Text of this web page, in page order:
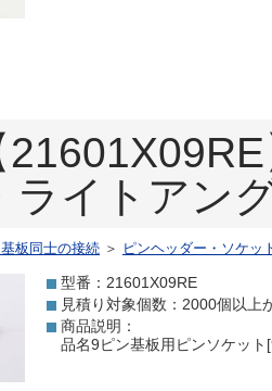
ライトアン
板同士の接続 ＞ ピンヘッダー・ソケッ
型番：21601X09RE
見積り対象個数：2000個以上
商品説明：
品名9ピン基板用ピンソケッ